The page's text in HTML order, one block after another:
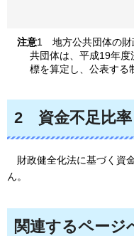
注意1 地方公共団体の
共団体は、平成19年
標を算定し、公表する
2 資金不足比率
財政健全化法に基づく資
ん。
関連するページ